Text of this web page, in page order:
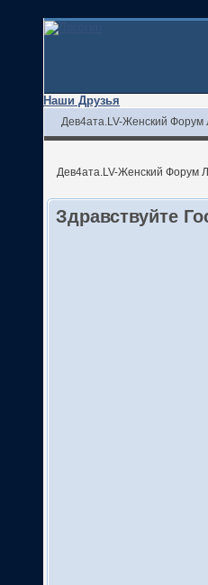
Наши Друзья
Дев4ата.LV-Женский Форум
Дев4ата.LV-Женский Форум
Здравствуйте